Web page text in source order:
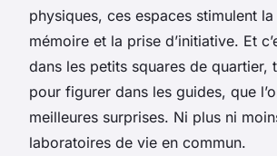
physiques, ces espaces stimulent
mémoire et la prise d’initiative. Et
dans les petits squares de quartier,
pour figurer dans les guides, que
meilleures surprises. Ni plus ni
laboratoires de vie en commun.